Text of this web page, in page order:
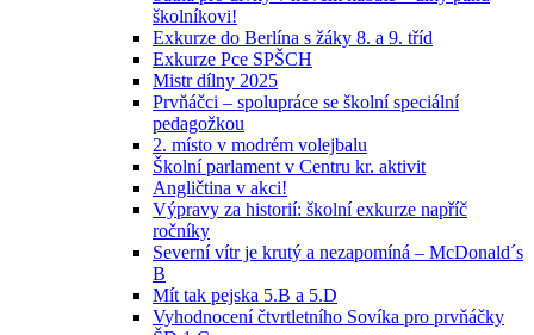
školníkovi!
Exkurze do Berlína s žáky 8. a 9. tříd
Exkurze Pce SPŠCH
Mistr dílny 2025
Prvňáčci – spolupráce se školní speciální
pedagožkou
2. místo v modrém volejbalu
Školní parlament v Centru kr. aktivit
Angličtina v akci!
Výpravy za historií: školní exkurze napříč
ročníky
Severní vítr je krutý a nezapomíná – McDonald´s
B
Mít tak pejska 5.B a 5.D
Vyhodnocení čtvrtletního Sovíka pro prvňáčky